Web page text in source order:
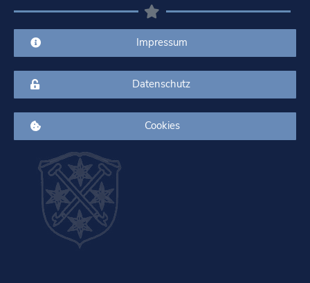
Impressum
Datenschutz
Cookies